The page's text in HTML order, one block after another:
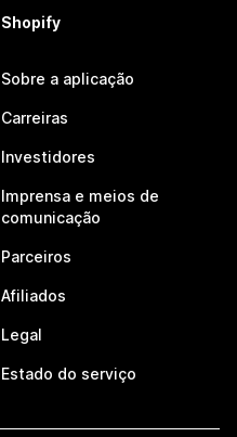
Shopify
Sobre a aplicação
Carreiras
Investidores
Imprensa e meios de
comunicação
Parceiros
Afiliados
Legal
Estado do serviço